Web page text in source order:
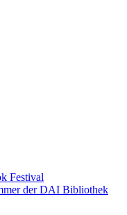
Festival
der DAI Bibliothek